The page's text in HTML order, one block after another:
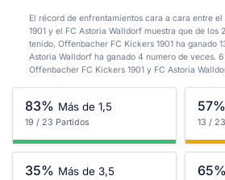
El récord de enfrentamientos cara a cara entre
1901 y el FC Astoria Walldorf muestra que de los
tenido, Offenbacher FC Kickers 1901 ha ganado
Astoria Walldorf ha ganado 4 numero de veces.
Offenbacher FC Kickers 1901 y FC Astoria
83% Más de 1,5
19 / 23 Partidos
57%
13 /
35% Más de 3,5 65%